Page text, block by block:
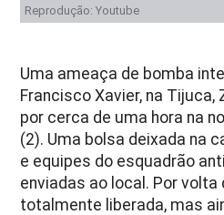
Reprodução: Youtube
Uma ameaça de bomba
Francisco Xavier, na Tijuca,
por cerca de uma hora na
(2). Uma bolsa deixada na
e equipes do esquadrão
enviadas ao local. Por volta
totalmente liberada, mas